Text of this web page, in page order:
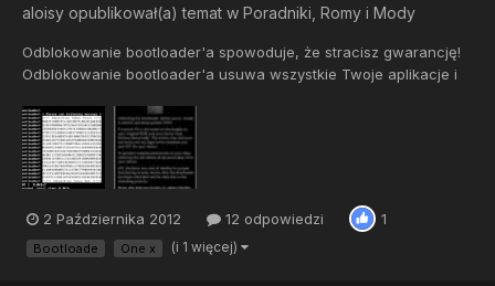
aloisy opublikował(a) temat w Poradniki, Romy i Mody
Odblokowanie bootloader'a spowoduje, że stracisz gwarancję!
Odblokowanie bootloader'a usuwa wszystkie Twoje aplikacje i
sprawę, że odblokowanie bootloadera jest dzięki stronie
htcdev.com bardzo łatwym procesem, ale może znajdą się oso...
2 Października 2012 12 odpowiedzi 1
Bootloade One x (i 1 więcej)